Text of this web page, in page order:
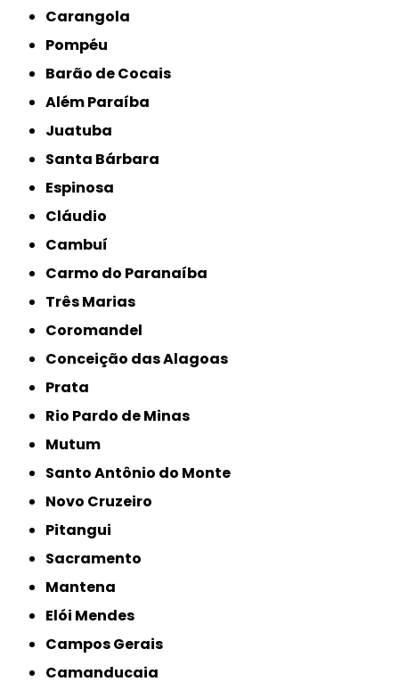
Carangola
Pompéu
Barão de Cocais
Além Paraíba
Juatuba
Santa Bárbara
Espinosa
Cláudio
Cambuí
Carmo do Paranaíba
Três Marias
Coromandel
Conceição das Alagoas
Prata
Rio Pardo de Minas
Mutum
Santo Antônio do Monte
Novo Cruzeiro
Pitangui
Sacramento
Mantena
Elói Mendes
Campos Gerais
Camanducaia